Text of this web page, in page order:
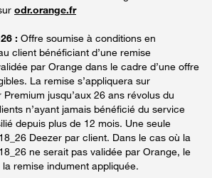
odr.orange.fr
: Offre soumise à conditions en
client bénéficiant d’une remise
par Orange dans le cadre d’une offre
La remise s’appliquera sur
Premium jusqu’aux 26 ans révolus du
n’ayant jamais bénéficié du service
depuis plus de 12 mois. Une seule
Deezer par client. Dans le cas où la
ne serait pas validée par Orange, le
remise indument appliquée.